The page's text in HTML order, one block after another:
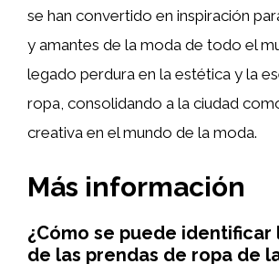
se han convertido en inspiración
y amantes de la moda de todo el
legado perdura en la estética y la
ropa, consolidando a la ciudad
creativa en el mundo de la moda.
Más información
¿Cómo se puede identificar
de las prendas de ropa de